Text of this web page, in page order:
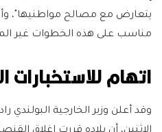
يتعارض مع مصالح مواطنيها"،
مناسب على هذه الخطوات غير
اتهام للاستخبارات
وقد أعلن وزير الخارجية